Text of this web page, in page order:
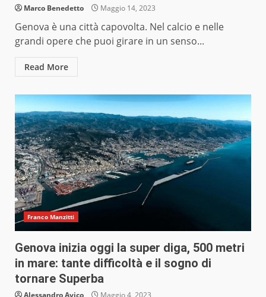
Marco Benedetto Maggio 14, 2023
Genova è una città capovolta. Nel calcio e nelle
grandi opere che puoi girare in un senso...
Read More
Franco Manzitti
Genova inizia oggi la super diga, 500 metri
in mare: tante difficoltà e il sogno di
tornare Superba